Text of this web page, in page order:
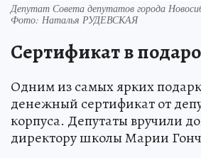
Депутат Совета депутатов города
Фото: Наталья РУДЕВСКАЯ
Сертификат в
Одним из самых ярких
денежный сертификат от
корпуса. Депутаты вручили
директору школы Марии